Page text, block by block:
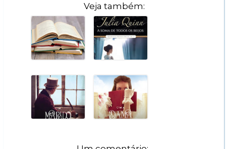
Veja também: